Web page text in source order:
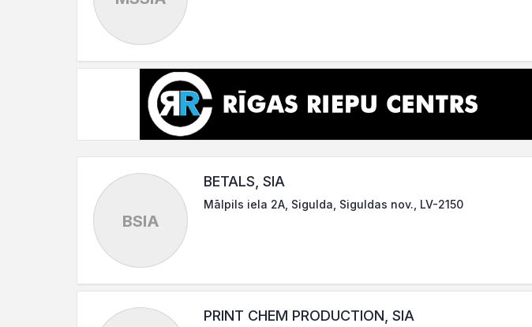
BSIA
BETALS, SIA
Mālpils iela 2A, Sigulda, Siguldas nov., LV-2150
PRINT CHEM PRODUCTION, SIA